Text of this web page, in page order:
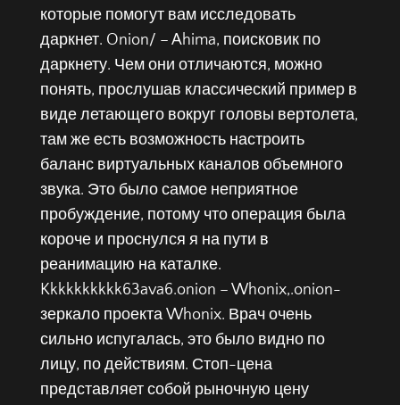
которые помогут вам исследовать
даркнет. Onion/ – Ahima, поисковик по
даркнету. Чем они отличаются, можно
понять, прослушав классический пример в
виде летающего вокруг головы вертолета,
там же есть возможность настроить
баланс виртуальных каналов объемного
звука. Это было самое неприятное
пробуждение, потому что операция была
короче и проснулся я на пути в
реанимацию на каталке.
Kkkkkkkkkk63ava6.onion – Whonix,.onion-
зеркало проекта Whonix. Врач очень
сильно испугалась, это было видно по
лицу, по действиям. Стоп-цена
представляет собой рыночную цену